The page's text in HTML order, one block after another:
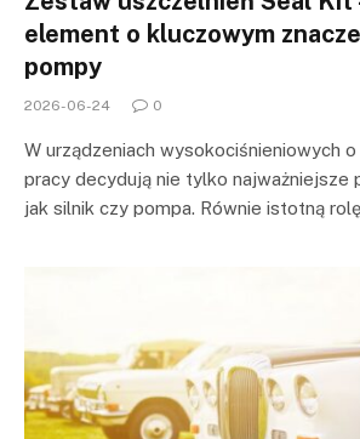
element o kluczowym
pompy
2026-06-24 0
W urządzeniach wysokociśnieniowych
pracy decydują nie tylko najważniejsze
jak silnik czy pompa. Równie istotną